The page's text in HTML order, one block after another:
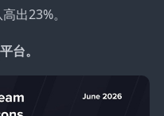
出23%。
平台。